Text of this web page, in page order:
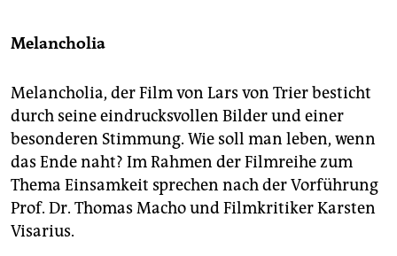
Melancholia
Melancholia, der Film von Lars von Trier besticht
durch seine eindrucksvollen Bilder und einer
besonderen Stimmung. Wie soll man leben, wenn
das Ende naht? Im Rahmen der Filmreihe zum
Thema Einsamkeit sprechen nach der Vorführung
Prof. Dr. Thomas Macho und Filmkritiker Karsten
Visarius.